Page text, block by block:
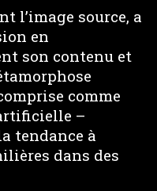
l’image source, a
en
son contenu et
comme
–
tendance à
dans des